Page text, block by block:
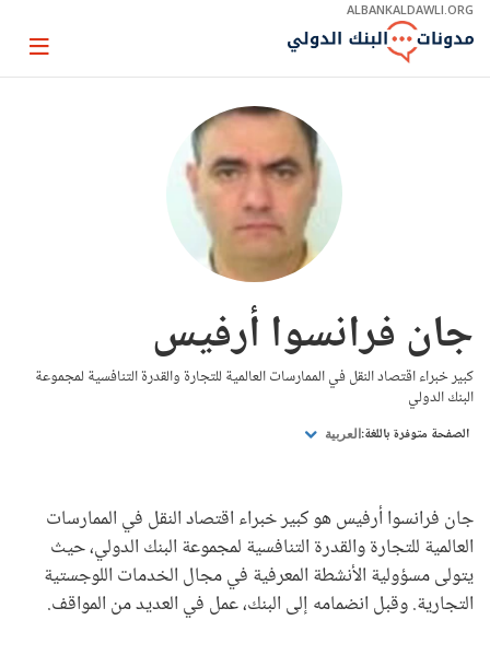
Skip
Main
ALBANKALDAWLI.ORG
Page
جان فرانسوا أرفيس
كبير خبراء اقتصاد النقل في الممارسات العالمية للتجارة والقدرة التنافسية لمجموعة
البنك الدولي
الصفحة متوفرة باللغة: العربية
جان فرانسوا أرفيس هو كبير خبراء اقتصاد النقل في الممارسات
العالمية للتجارة والقدرة التنافسية لمجموعة البنك الدولي، حيث
يتولى مسؤولية الأنشطة المعرفية في مجال الخدمات اللوجستية
التجارية. وقبل انضمامه إلى البنك، عمل في العديد من المواقف.